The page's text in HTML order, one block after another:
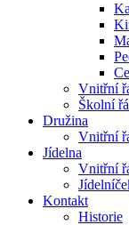
Vnitřní
Školní
Družina
Vnitřní
Jídelna
Vnitřní
Kontakt
Historie